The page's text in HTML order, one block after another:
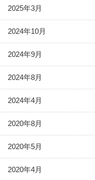
2025年3月
2024年10月
2024年9月
2024年8月
2024年4月
2020年8月
2020年5月
2020年4月